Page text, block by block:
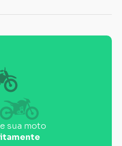
sua moto